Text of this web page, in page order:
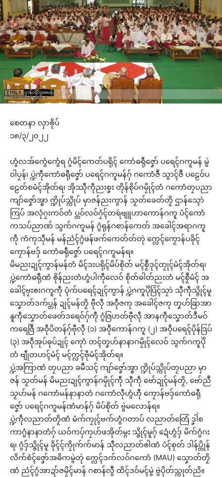
စေတနာ လှာၜိုပ်
၁၈/၃/၂၀၂၂
ဟွံလအ်ကွေံကွေံရ ဂွံမိၚ်ကေတ်ပရိုၚ် ကောံဓရီုဇၞော် ပရေၚ်ဂကူမန် မွဲ
ဝါပၠန်၊ ပ္ဍဲကဵုကောံဓရီုဇၞော် ပရေၚ်ဂကူမန်ဂှ် ဂကောံဇဳ သွာၚ်ဇဳ ပဠေဝ်ပ
ဠေတ်စမံၚ်အိုတ်ရ၊ အိုဿီုကဵုညးစၞး တိုန်စိုပ်ဂမၠိုၚ်တံ ဂကောံတၠပညာ
ကျာ်ဇၞော်အ္စာ က္ဍိုပ်သ္ကိုပ် မှာဇန်ညးကွာန် သၟတ်ခေတ်တၟိ ဌာန်သ္ၚောဲ
ကြပ် အလုံဂၠးကဝ်တံ ပ္တဝ်လဝ်ဂၠံၚ်တရဴဗျူဟာကောန်ဂကူ ပံၚ်ကောံ
ကသပ်ညာဏ် သွက်ဂကူမန် ဂွံရုန်ဂစာန်ကေတ် အခေါၚ်အရာဂကူ
ကဵု ကံကုသဵုမန် မန်ညံၚ်ဂွံဖန်ဖက်ကေတ်တ်တုဲ က္လေၚ်ကၟောန်ပခိုၚ်
ကၠောန်ဗဒှ် ကောံဓရီုဇၞော် ပရေၚ်ဂကူမန်ရ။
မိမညးဍုၚ်ကွာန်မန်တံ မိၚ်ဒးပရိုၚ်မိပ်စိုတ် မၚ်စၟဳဒုၚ်တၠုၚ်မံၚ်အိုတ်ရ၊
ပ္ဍဲကောံဓရီုဏံ ၜိုန်ညးတံဟွံပါကီုလေဝ် စိုတ်ဓါတ်ညးတံ မၚ်စၟဳမံၚ် အ
ခေါၚ်ဗၠးၜးဂကူကဵု ပ္ၚံက်ပရေၚ်ဍုၚ်ကွာန် ပ္ဍဲဂကူပိုဲပြံၚ်သၠာဲ သီုကဵုသ္ဇိုၚ်မူ
သၞောတ်ဒက်ပ္တန် ဍုၚ်မန်တၟိ ဗီုလဵု အဝဵုဇကု အခေါၚ်ဇကု တၞဟ်ခြာအာ
နူကဵုသၞောတ်ဖေတ်ဒရေဝ်ဂှ်ကီု ဂွံဇြဟတ်ဗီုလဵု အာနကဵုသၞောတ်ဒဳမဝ်
ကရေဇြဳ အဝဵုပိတန်ဂှ်ဗီုလဵု (၁) အဝဵုကောန်ဂကူ (၂) အဝဵုပရေၚ်ပိုန်ဒြပ်
(၃) အဝဵုအုပ်ဓုပ်ဍုၚ် ကေုာံ တၚ်တၞဟ်နာနာဂမၠိုၚ်လေဝ် သွက်ဂကူပိုဲ
တံ ဗျဵုတဟၚ်မံၚ် မၚ်က္လၚ်ဗဵုမံၚ်အိုတ်ရ။
ပ္ဍဲအကြာဏံ တၠပညာ ခမဳသၚ် ကျာ်ဇၞော်အ္စာ က္ဍိုပ်သ္ကိုပ်တၠပညာ မှာ
ဇန် သၟတ်မန် မိမညးဍုၚ်ကွာန်ဂမၠိုၚ်ကီု သီုကဵု ဗော်ဍုၚ်မန်တၟိ, ဗော်ညဳ
သၟဟ်မန် ဂကောံမန်နာနာတံ ဂကောံလဵုဟွံဟီု ကၠောန်ဗဒှ်ကောံဓရီု
ဇၞော် ပရေၚ်ဂကူမန်ဏံမာန်ဂှ် မိပ်စိုတ် ဗွဲမလောန်ရ။
ပ္ဍဲကဵုလညာတ်တၟိဏံ မံက်ကၠုၚ်ဗက်ဟွံဂတာပ် လညာတ်တြေံ ဒၞါဲစ
ကာဂွံနာနာတံဂှ် ယဝ်ကပှ်ကၠဟ်ဖအိုတ်မ္ဂး သ္ဇိုၚ်မူဂှ် ဍေံဟွံဒှ် မိက်ဂွံဂး
ရ၊ ဂွံဒှ်သ္ဇိုၚ်မူ ခိုၚ်ၚ်ကၠိုက်က်မာန် သီုလညာတ်ၜါဏံ ပံၚ်စုတ် ဒါန်ပ္တိုန်
လိက်စံၚ်ဇၞော်အဓိကမွဲတုဲ က္လေၚ်ဒက်လဝ်ဂကောံ (MAU) သၞောတ်တၟိ
ဏံ ညံၚ်ဂွံအာဍာ်ဇမၠိၚ်မာန် ဂစာန်လွဳ ထိၚ်ဒဝ်မၚ်မွဲ ဗွဲပိုတ်သ္ကုတ်ညိ။